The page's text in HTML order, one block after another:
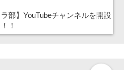
ラ部】YouTubeチャンネルを開設
！